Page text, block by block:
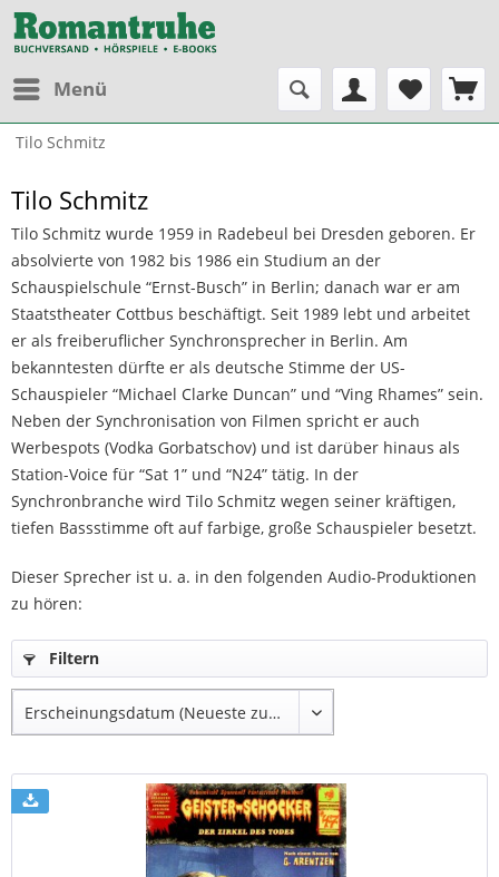
Menü
Tilo Schmitz
Tilo Schmitz
Tilo Schmitz wurde 1959 in Radebeul bei Dresden geboren. Er
absolvierte von 1982 bis 1986 ein Studium an der
Schauspielschule “Ernst-Busch” in Berlin; danach war er am
Staatstheater Cottbus beschäftigt. Seit 1989 lebt und arbeitet
er als freiberuflicher Synchronsprecher in Berlin. Am
bekanntesten dürfte er als deutsche Stimme der US-
Schauspieler “Michael Clarke Duncan” und “Ving Rhames” sein.
Neben der Synchronisation von Filmen spricht er auch
Werbespots (Vodka Gorbatschov) und ist darüber hinaus als
Station-Voice für “Sat 1” und “N24” tätig. In der
Synchronbranche wird Tilo Schmitz wegen seiner kräftigen,
tiefen Bassstimme oft auf farbige, große Schauspieler besetzt.
Dieser Sprecher ist u. a. in den folgenden Audio-Produktionen
zu hören:
Filtern